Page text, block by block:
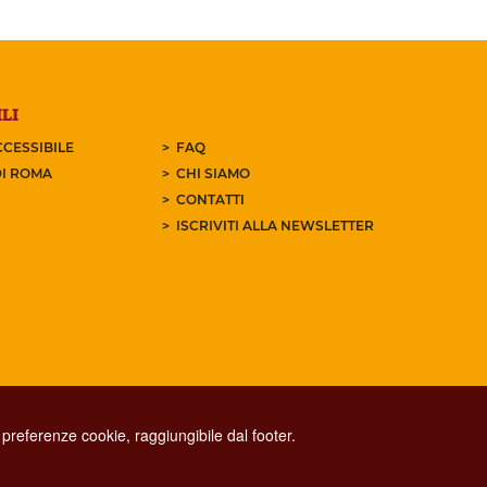
ROMA
FAQ
CHI SIAMO
CONTATTI
ISCRIVITI ALLA NEWSLETTER
cookie, raggiungibile dal footer.